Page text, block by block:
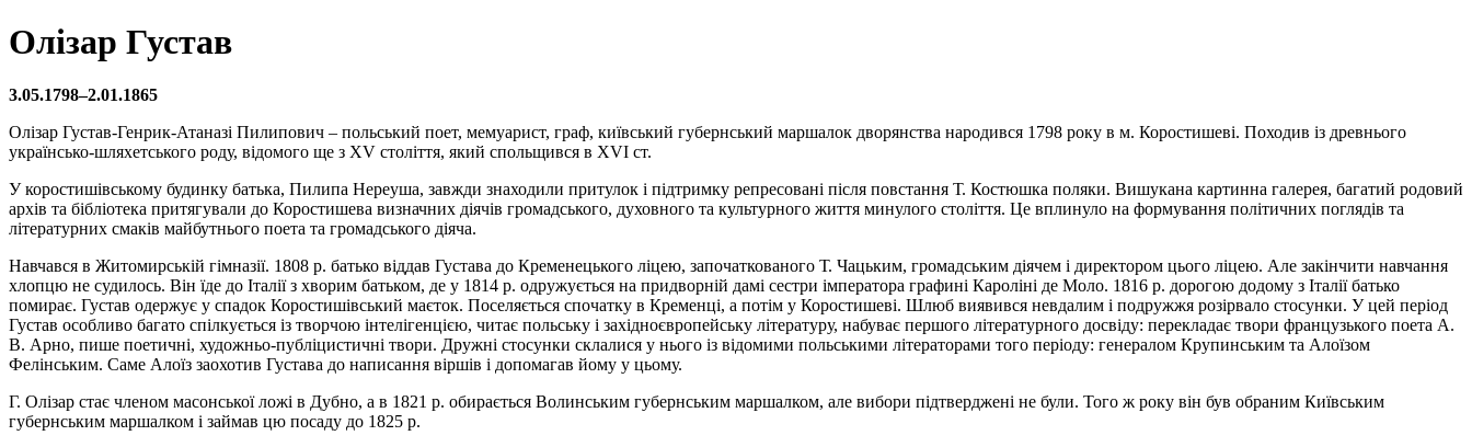
Олізар Густав
3.05.1798–2.01.1865
Олізар Густав-Генрик-Атаназі Пилипович – польський поет, мемуарист, граф, київський губернський маршалок дворянства народився 1798 року в м. Коростишеві. Походив із древнього
українсько-шляхетського роду, відомого ще з ХV століття, який спольщився в ХVІ ст.
У коростишівському будинку батька, Пилипа Нереуша, завжди знаходили притулок і підтримку репресовані після повстання Т. Костюшка поляки. Вишукана картинна галерея, багатий родовий
архів та бібліотека притягували до Коростишева визначних діячів громадського, духовного та культурного життя минулого століття. Це вплинуло на формування політичних поглядів та
літературних смаків майбутнього поета та громадського діяча.
Навчався в Житомирській гімназії. 1808 р. батько віддав Густава до Кременецького ліцею, започаткованого Т. Чацьким, громадським діячем і директором цього ліцею. Але закінчити навчання
хлопцю не судилось. Він їде до Італії з хворим батьком, де у 1814 р. одружується на придворній дамі сестри імператора графині Кароліні де Моло. 1816 р. дорогою додому з Італії батько
помирає. Густав одержує у спадок Коростишівський маєток. Поселяється спочатку в Кременці, а потім у Коростишеві. Шлюб виявився невдалим і подружжя розірвало стосунки. У цей період
Густав особливо багато спілкується із творчою інтелігенцією, читає польську і західноєвропейську літературу, набуває першого літературного досвіду: перекладає твори французького поета A.
B. Арно, пише поетичні, художньо-публіцистичні твори. Дружні стосунки склалися у нього із відомими польськими літераторами того періоду: генералом Крупинським та Алоїзом
Фелінським. Саме Алоїз заохотив Густава до написання віршів і допомагав йому у цьому.
Г. Олізар стає членом масонської ложі в Дубно, а в 1821 р. обирається Волинським губернським маршалком, але вибори підтверджені не були. Того ж року він був обраним Київським
губернським маршалком і займав цю посаду до 1825 р.